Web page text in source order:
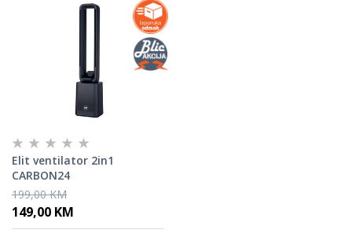
Elit ventilator 2in1
CARBON24
199,00 KM
149,00 KM